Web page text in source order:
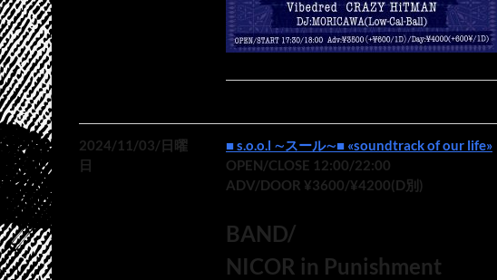
2024/11/03/日曜
日
■ s.o.o.l ∼スール∼■ «soundtrack of our life»
OPEN/CLOSE 12:00/22:00
ADV/DOOR ¥3600/¥4200(D別)
BAND/
NICOR in Punishment